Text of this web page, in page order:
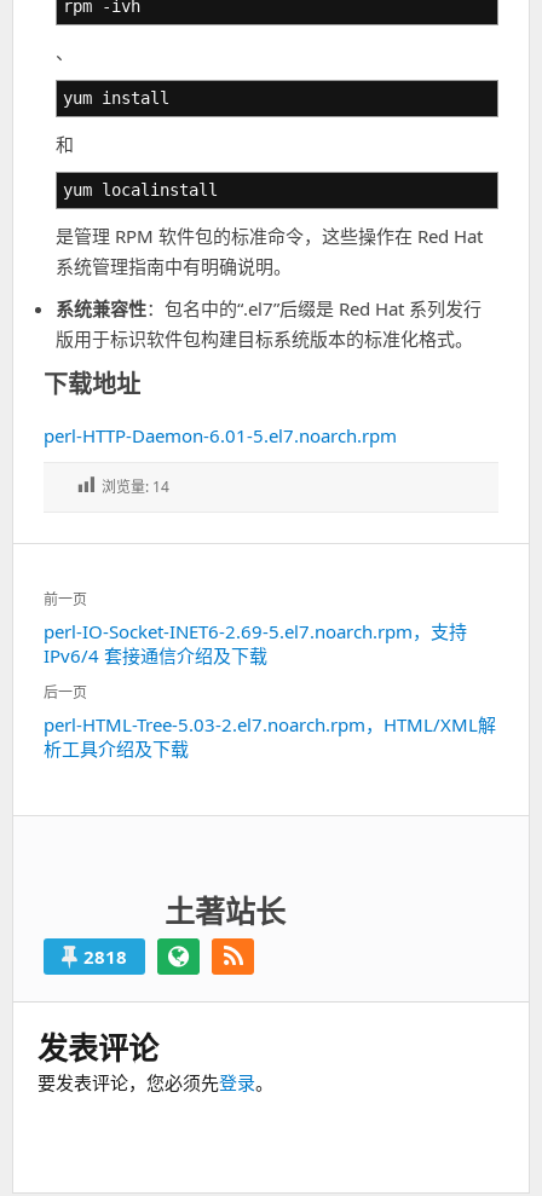
rpm -ivh
、
yum install
和
yum localinstall
是管理 RPM 软件包的标准命令，这些操作在 Red Hat
系统管理指南中有明确说明。
系统兼容性：包名中的“.el7”后缀是 Red Hat 系列发行
版用于标识软件包构建目标系统版本的标准化格式。
下载地址
perl-HTTP-Daemon-6.01-5.el7.noarch.rpm
浏览量: 14
文
章
导
航
前一页
上
一
篇：
perl-IO-Socket-INET6-2.69-5.el7.noarch.rpm，支持
IPv6/4 套接通信介绍及下载
后一页
下
一
perl-HTML-Tree-5.03-2.el7.noarch.rpm，HTML/XML解
析工具介绍及下载
土著站长
2818
发表评论
要发表评论，您必须先登录。